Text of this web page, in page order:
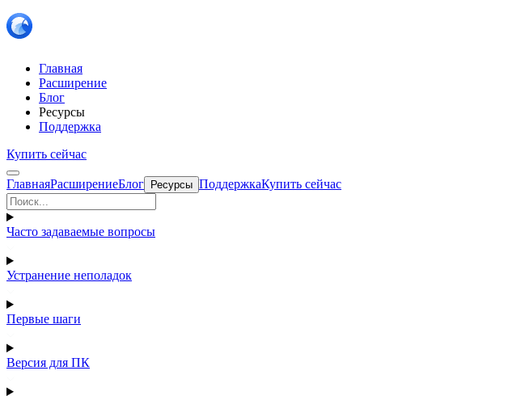
Главная
Расширение
Блог
Ресурсы
Поддержка
Купить сейчас
ГлавнаяРасширениеБлог Ресурсы ПоддержкаКупить сейчас
Часто задаваемые вопросы
Устранение неполадок
Первые шаги
Версия для ПК